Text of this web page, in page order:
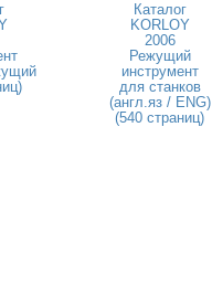
Каталог
KORLOY
2006
Режущий
инструмент
для станков
(англ.яз / ENG)
(540 страниц)